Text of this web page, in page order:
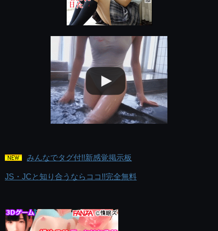
みんなでタグ付!!新感覚掲示板
JS・JCと知り合うならココ!!完全無料